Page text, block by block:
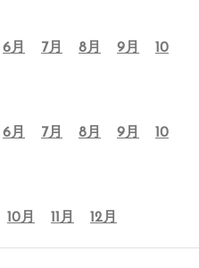
6月 7月 8月 9月
10
6月 7月 8月 9月
10
10月 11月 12月